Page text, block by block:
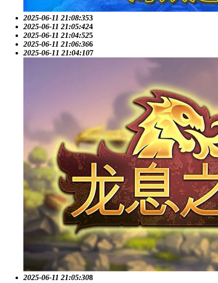
2025-06-11 21:08:353
2025-06-11 21:05:424
2025-06-11 21:04:525
2025-06-11 21:06:366
2025-06-11 21:04:107
2025-06-11 21:05:308